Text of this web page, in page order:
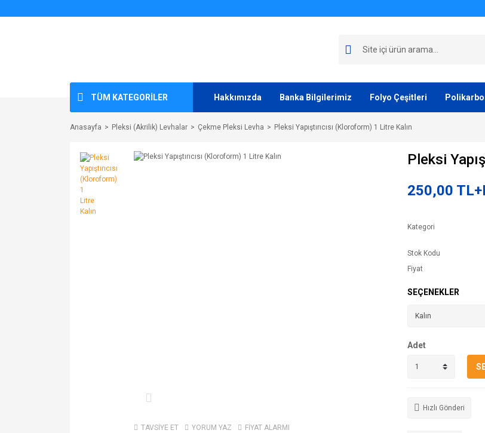
TÜM KATEGORİLER Hakkımızda Banka Bilgilerimiz Folyo Çeşitleri
Anasayfa Pleksi (Akrilik) Levhalar Çekme Pleksi Levha Pleksi Yapıştırıcısı (Kloroform) 1 Litre Kalın
TAVSİYE ET YORUM YAZ FİYAT ALARMI
Pleksi
250,00
Kategori
Stok Kodu
Fiyat
SEÇENEKLER
Adet
Hızlı Gönderi